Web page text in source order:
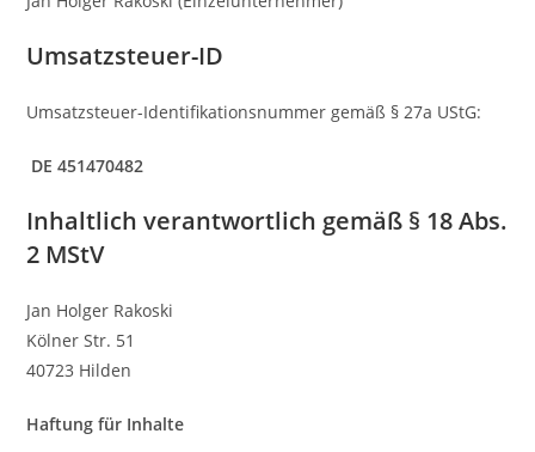
Umsatzsteuer-ID
Umsatzsteuer-Identifikationsnummer gemäß § 27a UStG:
DE 451470482
Inhaltlich verantwortlich gemäß § 18 Abs.
2 MStV
Jan Holger Rakoski
Kölner Str. 51
40723 Hilden
Haftung für Inhalte